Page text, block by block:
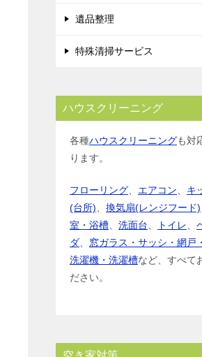
遺品整理
特殊清掃サービス
ハウスクリーニング
各種ハウスクリーニングも対
ります。
フローリング エアコン
キ
(台所)
換気扇(レンジフード)
室・浴槽
洗面台 トイレ
ダ
窓ガラス・サッシ・網戸
洗濯機・洗濯槽など、すべて
ださい。